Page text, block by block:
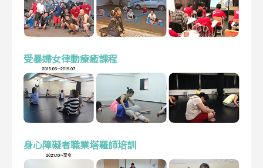
受暴婦女律動療癒課程
身心障礙者職業塔羅師培訓